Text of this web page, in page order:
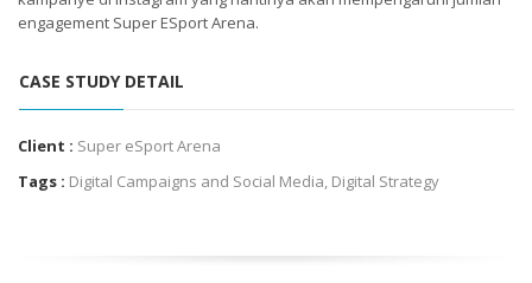
engagement Super ESport Arena.
CASE STUDY DETAIL
Client : Super eSport Arena
Tags : Digital Campaigns and Social Media, Digital Strategy